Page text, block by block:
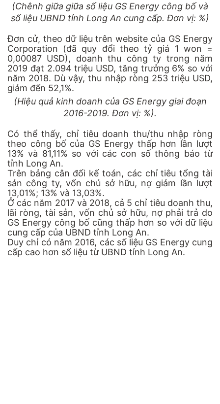
(Chênh giữa giữa số liệu GS Energy công bố và
số liệu UBND tỉnh Long An cung cấp. Đơn vị: %)
Đơn cử, theo dữ liệu trên website của GS Energy
Corporation (đã quy đổi theo tỷ giá 1 won =
0,00087 USD), doanh thu công ty trong năm
2019 đạt 2.094 triệu USD, tăng trưởng 6% so với
năm 2018. Dù vậy, thu nhập ròng 253 triệu USD,
giảm đến 52,1%.
(Hiệu quả kinh doanh của GS Energy giai đoạn
2016-2019. Đơn vị: %).
Có thể thấy, chỉ tiêu doanh thu/thu nhập ròng
theo công bố của GS Energy thấp hơn lần lượt
13% và 81,11% so với các con số thông báo từ
tỉnh Long An.
Trên bảng cân đối kế toán, các chỉ tiêu tổng tài
sản công ty, vốn chủ sở hữu, nợ giảm lần lượt
13,01%; 13% và 13,03%.
Ở các năm 2017 và 2018, cả 5 chỉ tiêu doanh thu,
lãi ròng, tài sản, vốn chủ sở hữu, nợ phải trả do
GS Energy công bố cũng thấp hơn so với dữ liệu
cung cấp của UBND tỉnh Long An.
Duy chỉ có năm 2016, các số liệu GS Energy cung
cấp cao hơn số liệu từ UBND tỉnh Long An.